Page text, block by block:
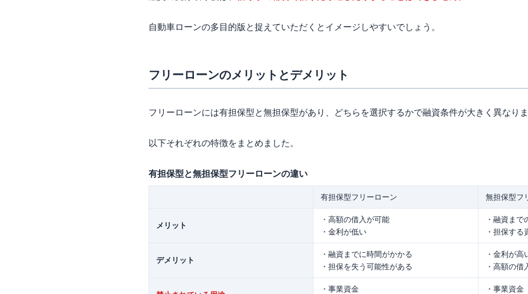
自動車ローンの多目的版と捉えていただくとイメージしやすいでしょう。
フリーローンのメリットとデメリット
フリーローンには有担保型と無担保型があり、どちらを選択するかで融資条件が大きく異なりま
以下それぞれの特徴をまとめました。
有担保型と無担保型フリーローンの違い
有担保型フリーローン 無担保型フ
メリット
・高額の借入が可能
・金利が低い
・融資まで
・担保す
デメリット
・融資までに時間がかかる
・担保を失う可能性がある
・金利が高
・高額の借
・事業資金 ・事業資金